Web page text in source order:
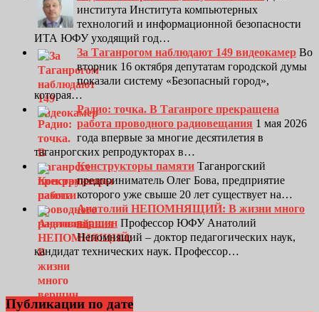
института Института компьютерных
технологий и информационной безопасности
ИТА ЮФУ уходящий год…
За Таганрогом наблюдают 149 видеокамер Во
вторник 16 октября депутатам городской думы
показали систему «Безопасный город»,
которая…
Радио: точка. В Таганроге прекращена
работа проводного радиовещания 1 мая 2026
года впервые за многие десятилетия в
таганрогских репродукторах в…
Конструкторы памяти Таганрогский
предприниматель Олег Бова, предприятие
которого уже свыше 20 лет существует на…
Анатолий НЕПОМНЯЩИЙ: В жизни много
вершин Профессор ЮФУ Анатолий
Непомнящий – доктор педагогических наук,
кандидат технических наук. Профессор…
Публикации по дате